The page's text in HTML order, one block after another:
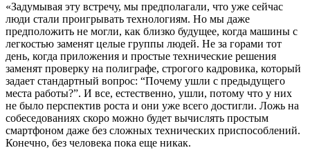
«Задумывая эту встречу, мы предполагали, что уже сейчас
люди стали проигрывать технологиям. Но мы даже
предположить не могли, как близко будущее, когда машины с
легкостью заменят целые группы людей. Не за горами тот
день, когда приложения и простые технические решения
заменят проверку на полиграфе, строгого кадровика, который
задает стандартный вопрос: “Почему ушли с предыдущего
места работы?”. И все, естественно, ушли, потому что у них
не было перспектив роста и они уже всего достигли. Ложь на
собеседованиях скоро можно будет вычислять простым
смартфоном даже без сложных технических приспособлений.
Конечно, без человека пока еще никак.